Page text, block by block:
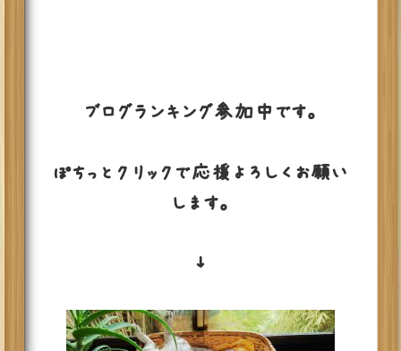
ブログランキング参加中です。
ぽちっとクリックで応援よろしくお願い
します。
↓